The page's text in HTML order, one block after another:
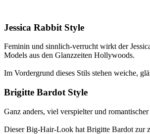
Jessica Rabbit Style
Feminin und sinnlich-verrucht wirkt der
Models aus den Glanzzeiten Hollywoods.
Im Vordergrund dieses Stils stehen weiche,
Brigitte Bardot Style
Ganz anders, viel verspielter und
Dieser Big-Hair-Look hat Brigitte Bardot zur